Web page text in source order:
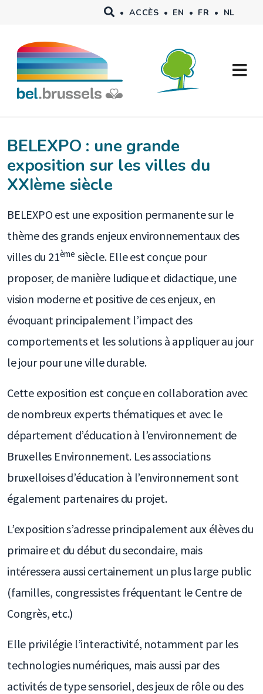
• ACCÈS • EN • FR • NL
BELEXPO : une grande
exposition sur les villes du
XXIème siècle
BELEXPO est une exposition permanente sur le
thème des grands enjeux environnementaux des
villes du 21ème siècle. Elle est conçue pour
proposer, de manière ludique et didactique, une
vision moderne et positive de ces enjeux, en
évoquant principalement l’impact des
comportements et les solutions à appliquer au jour
le jour pour une ville durable.
Cette exposition est conçue en collaboration avec
de nombreux experts thématiques et avec le
département d’éducation à l’environnement de
Bruxelles Environnement. Les associations
bruxelloises d’éducation à l’environnement sont
également partenaires du projet.
L’exposition s’adresse principalement aux élèves du
primaire et du début du secondaire, mais
intéressera aussi certainement un plus large public
(familles, congressistes fréquentant le Centre de
Congrès, etc.)
Elle privilégie l’interactivité, notamment par les
technologies numériques, mais aussi par des
activités de type sensoriel, des jeux de rôle ou des